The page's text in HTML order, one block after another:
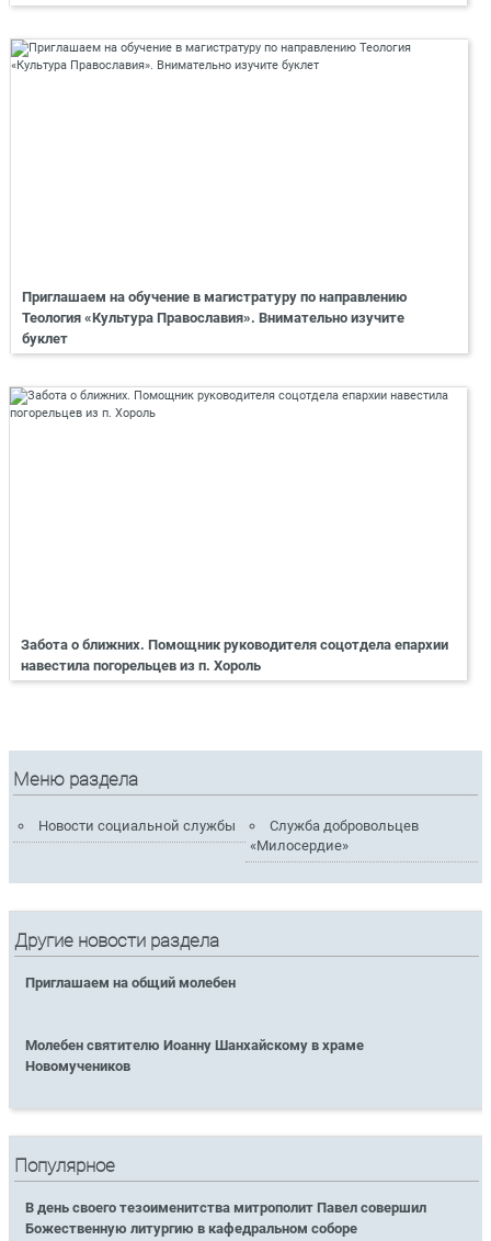
Приглашаем на обучение в магистратуру по направлению
Теология «Культура Православия». Внимательно изучите
буклет
Забота о ближних. Помощник руководителя соцотдела епархии
навестила погорельцев из п. Хороль
Меню раздела
Новости социальной службы
Служба добровольцев
«Милосердие»
Другие новости раздела
Приглашаем на общий молебен
Молебен святителю Иоанну Шанхайскому в храме
Новомучеников
Популярное
В день своего тезоименитства митрополит Павел совершил
Божественную литургию в кафедральном соборе